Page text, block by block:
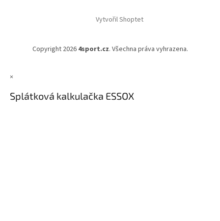
Vytvořil Shoptet
Copyright 2026 4sport.cz. Všechna práva vyhrazena.
×
Splátková kalkulačka ESSOX